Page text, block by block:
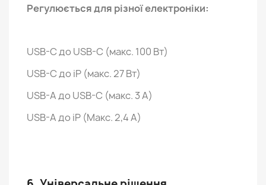
Регулюється для різної електроніки:
USB-C до USB-C (макс. 100 Вт)
USB-C до iP (макс. 27 Вт)
USB-A до USB-C (макс. 3 А)
USB-A до iP (Макс. 2,4 А)